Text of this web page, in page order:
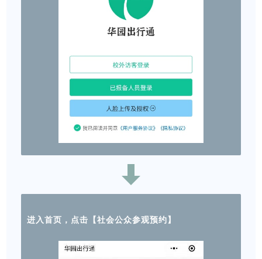
进入首页，点击【社会公众参观预约】